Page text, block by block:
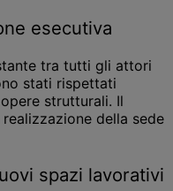
esecutiva
tra tutti gli attori
stati rispettati
strutturali. Il
della sede
spazi lavorativi